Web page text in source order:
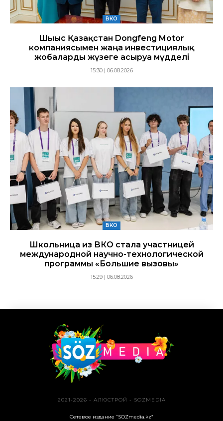
ВКО
Шығыс Қазақстан Dongfeng Motor
компаниясымен жаңа инвестициялық
жобаларды жүзеге асыруға мүдделі
15:30 | 06.08.2026
ВКО
Школьница из ВКО стала участницей
международной научно-технологической
программы «Большие вызовы»
15:29 | 06.08.2026
2021-2026 - АЛЮСТРОЙ - SOZMEDIA
Сетевое издание “SOZmedia.kz”